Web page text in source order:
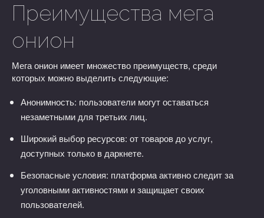
Преимущества мега
онион
Мега онион имеет множество преимуществ, среди
которых можно выделить следующие:
Анонимность: пользователи могут оставаться
незаметными для третьих лиц.
Широкий выбор ресурсов: от товаров до услуг,
доступных только в даркнете.
Безопасные условия: платформа активно следит за
уголовными активностями и защищает своих
пользователей.